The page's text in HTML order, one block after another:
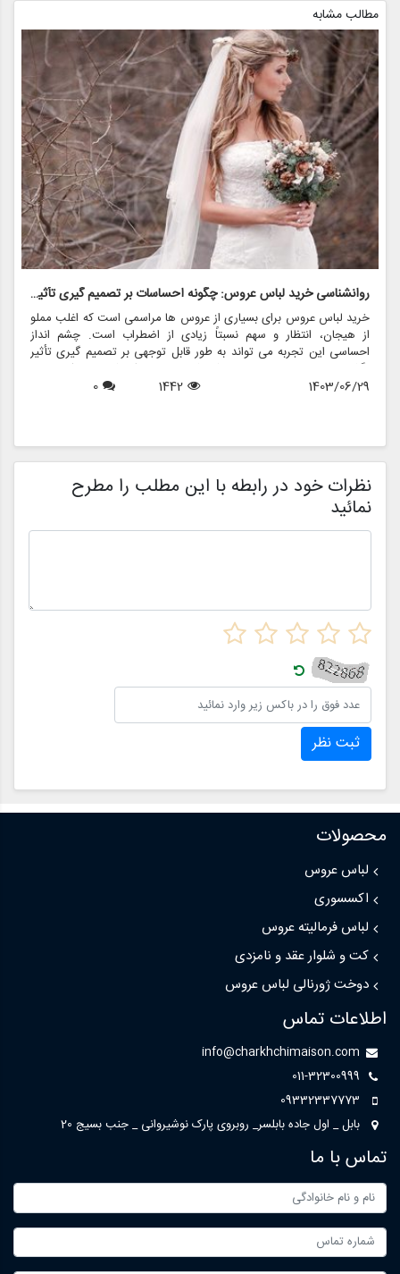
مطالب مشابه
روانشناسی خرید لباس عروس: چگونه احساسات بر تصمیم گیری تأثیر می گذارد
خرید لباس عروس برای بسیاری از عروس ها مراسمی است که اغلب مملو
از هیجان، انتظار و سهم نسبتاً زیادی از اضطراب است. چشم انداز
احساسی این تجربه می تواند به طور قابل توجهی بر تصمیم گیری تأثیر
بگذارد و منجر به انتخاب هایی شود که نه تنها سبک شخصی بلکه عوامل
روانی عمیق تری را نیز منعکس می کند. در این مقاله، روانشناسی خرید
1403/06/29
1442
0
نظرات خود در رابطه با این مطلب را مطرح
نمائید
ثبت نظر
محصولات
لباس عروس
اکسسوری
لباس فرمالیته عروس
کت و شلوار عقد و نامزدی
دوخت ژورنالی لباس عروس
اطلاعات تماس
info@charkhchimaison.com
011-32300999
09332337773
بابل _ اول جاده بابلسر_ روبروی پارک نوشیروانی _ جنب بسیج 20
تماس با ما